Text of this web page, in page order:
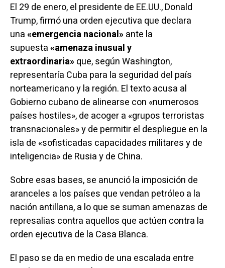
El 29 de enero, el presidente de EE.UU., Donald
Trump,firmóuna orden ejecutiva que declara
una«emergencia nacional»ante la
supuesta«amenaza inusual y
extraordinaria»que, según Washington,
representaría Cuba para la seguridad del país
norteamericano y la región. El texto acusa al
Gobierno cubano de alinearse con «numerosos
países hostiles», de acoger a «grupos terroristas
transnacionales» y de permitir el despliegue en la
isla de «sofisticadas capacidades militares y de
inteligencia» de Rusia y de China.
Sobre esas bases, se anunció la imposición de
aranceles a los países que vendan petróleo a la
nación antillana, a lo que se suman amenazas de
represalias contra aquellos que actúen contra la
orden ejecutiva de la Casa Blanca.
El paso se da en medio de una escalada entre